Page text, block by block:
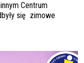
Centrum
się zimowe